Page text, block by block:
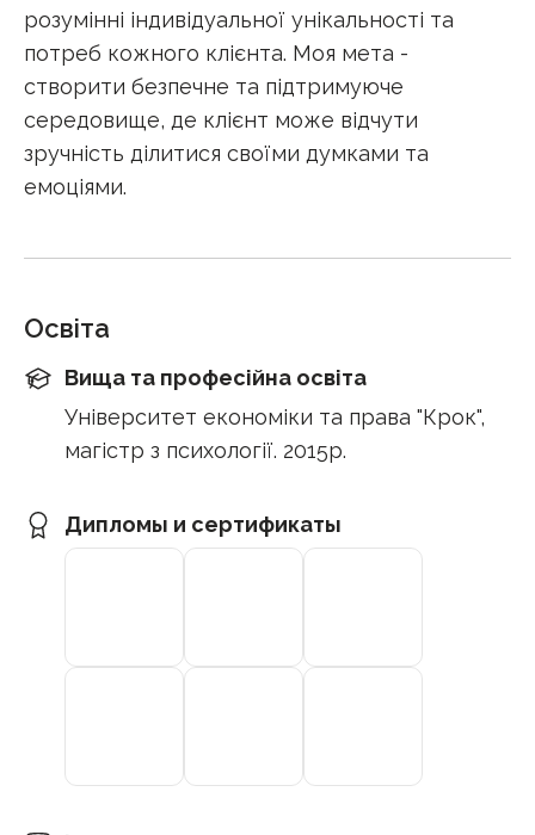
розумінні індивідуальної унікальності та
потреб кожного клієнта. Моя мета -
створити безпечне та підтримуюче
середовище, де клієнт може відчути
зручність ділитися своїми думками та
емоціями.
Освіта
Вища та професійна освіта
Університет економіки та права "Крок",
магістр з психології. 2015р.
Дипломы и сертификаты